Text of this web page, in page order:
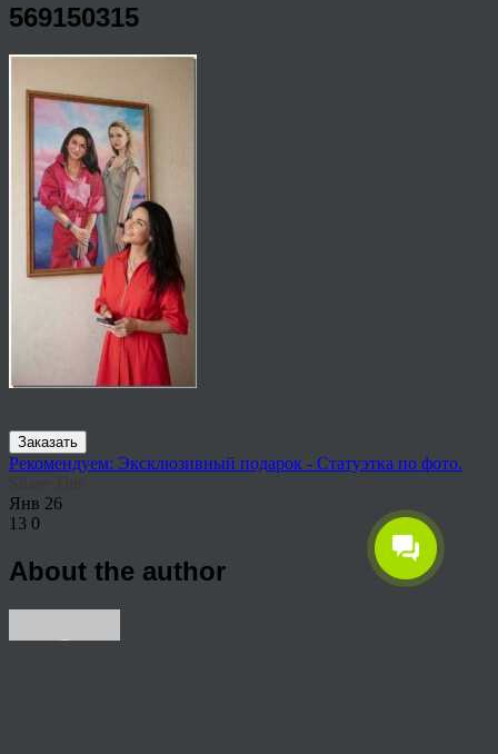
569150315
Заказать
Рекомендуем: Эксклюзивный подарок - Статуэтка по фото.
Янв 26
13 0
About the author